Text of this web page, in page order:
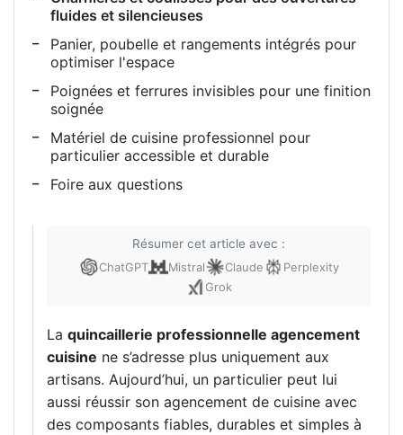
fluides et silencieuses
Panier, poubelle et rangements intégrés pour
optimiser l'espace
Poignées et ferrures invisibles pour une finition
soignée
Matériel de cuisine professionnel pour
particulier accessible et durable
Foire aux questions
Résumer cet article avec :
ChatGPT
Mistral Claude
Perplexity
Grok
La quincaillerie professionnelle agencement
cuisine ne s’adresse plus uniquement aux
artisans. Aujourd’hui, un particulier peut lui
aussi réussir son agencement de cuisine avec
des composants fiables, durables et simples à